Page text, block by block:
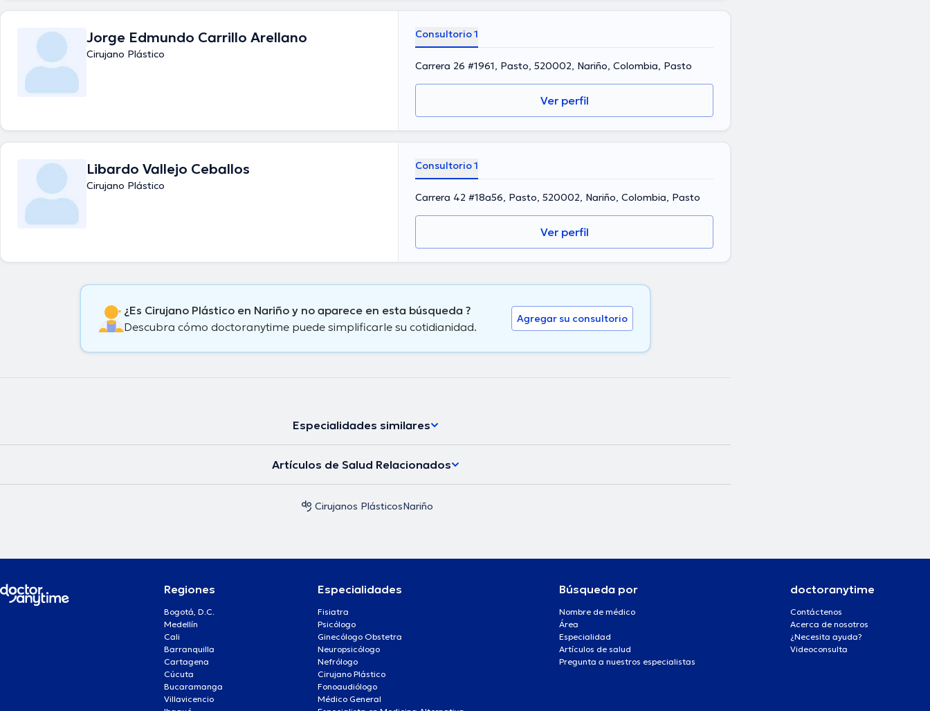
Jorge Edmundo Carrillo Arellano
Cirujano Plástico
Consultorio 1
Carrera 26 #1961, Pasto, 520002, Nariño, Colombia, Pasto
Ver perfil
Libardo Vallejo Ceballos
Cirujano Plástico
Consultorio 1
Carrera 42 #18a56, Pasto, 520002, Nariño, Colombia, Pasto
Ver perfil
¿Es Cirujano Plástico en Nariño y no aparece en esta búsqueda ?
Descubra cómo doctoranytime puede simplificarle su cotidianidad.
Agregar su consultorio
Especialidades similares
Artículos de Salud Relacionados
Cirujanos PlásticosNariño
Regiones
Bogotá, D.C.
Medellín
Cali
Barranquilla
Cartagena
Cúcuta
Bucaramanga
Villavicencio
Especialidades
Fisiatra
Psicólogo
Ginecólogo Obstetra
Neuropsicólogo
Nefrólogo
Cirujano Plástico
Fonoaudiólogo
Médico General
Búsqueda por
Nombre de médico
Área
Especialidad
Artículos de salud
Pregunta a nuestros especialistas
doctoranytime
Contáctenos
Acerca de nosotros
¿Necesita ayuda?
Videoconsulta